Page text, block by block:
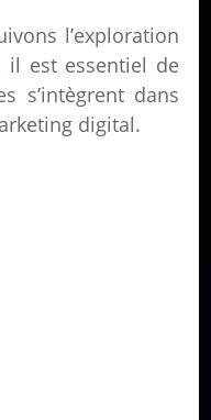
l’exploration
il est essentiel de
s’intègrent dans
digital.